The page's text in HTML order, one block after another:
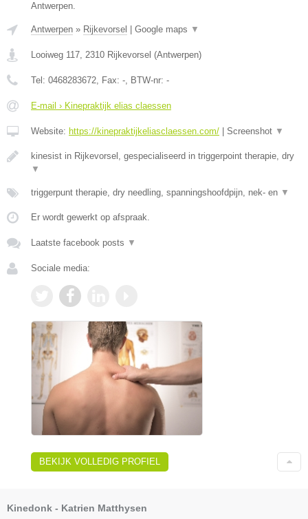
Antwerpen.
Antwerpen » Rijkevorsel Google maps ▼
Looiweg 117, 2310 Rijkevorsel (Antwerpen)
Tel: 0468283672, Fax: -, BTW-nr: -
E-mail › Kinepraktijk elias claessen
Website: https://kinepraktijkeliasclaessen.com/ Screenshot ▼
kinesist in Rijkevorsel, gespecialiseerd in triggerpoint therapie, dry
▼
triggerpunt therapie, dry needling, spanningshoofdpijn, nek- en ▼
Er wordt gewerkt op afspraak.
Laatste facebook posts ▼
Sociale media:
BEKIJK VOLLEDIG PROFIEL
Kinedonk - Katrien Matthysen